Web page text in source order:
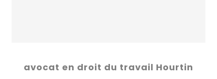
avocat en droit du travail Hourtin